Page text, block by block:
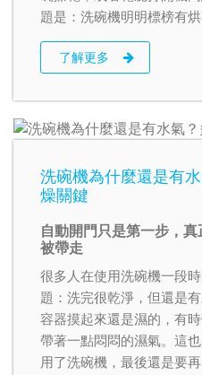
題是：洗碗機明明標榜有
乾？
了解更多
洗碗機為什麼還是有
燥關鍵
自動開門只是第一步，
被帶走
很多人在使用洗碗機一段
題：洗完很乾淨，但還是
容器摸起來還是濕的，有
帶著一點悶悶的濕氣。這
用了洗碗機，最後還是要